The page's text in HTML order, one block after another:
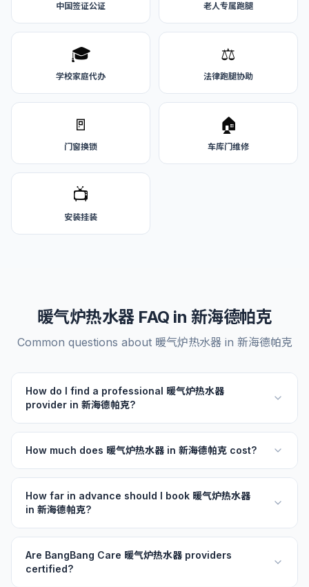
中国签证公证 老人专属跑腿
🎓
学校家庭代办
⚖️
法律跑腿协助
🚪
门窗换锁
🏠
车库门维修
📺
安装挂装
暖气炉热水器 FAQ in 新海德帕克
Common questions about 暖气炉热水器 in 新海德帕克
How do I find a professional 暖气炉热水器
provider in 新海德帕克?
How much does 暖气炉热水器 in 新海德帕克 cost?
How far in advance should I book 暖气炉热水器
in 新海德帕克?
Are BangBang Care 暖气炉热水器 providers
certified?